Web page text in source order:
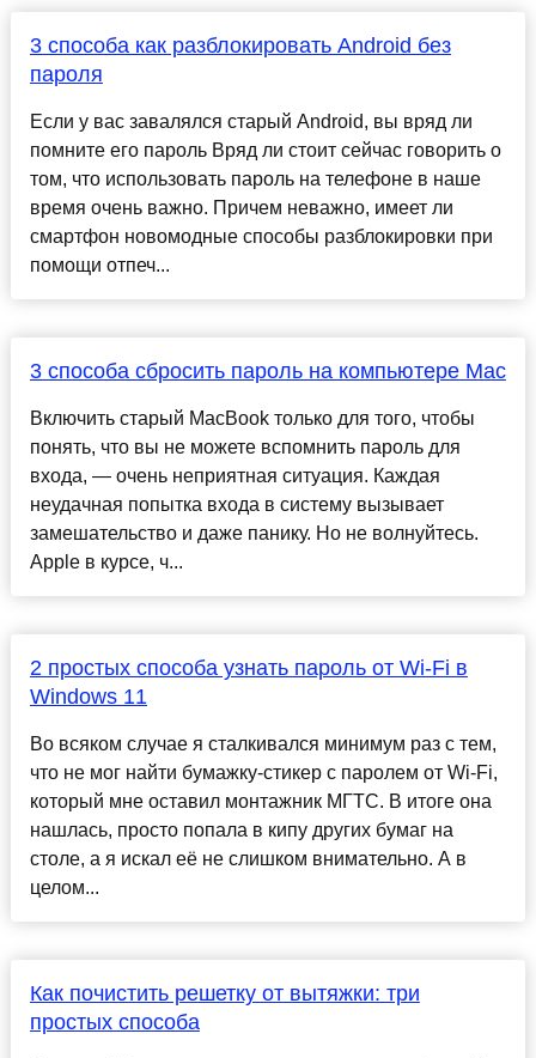
3 способа как разблокировать Android без
пароля
Если у вас завалялся старый Android, вы вряд ли
помните его пароль Вряд ли стоит сейчас говорить о
том, что использовать пароль на телефоне в наше
время очень важно. Причем неважно, имеет ли
смартфон новомодные способы разблокировки при
помощи отпеч...
3 способа сбросить пароль на компьютере Mac
Включить старый MacBook только для того, чтобы
понять, что вы не можете вспомнить пароль для
входа, — очень неприятная ситуация. Каждая
неудачная попытка входа в систему вызывает
замешательство и даже панику. Но не волнуйтесь.
Apple в курсе, ч...
2 простых способа узнать пароль от Wi-Fi в
Windows 11
Во всяком случае я сталкивался минимум раз с тем,
что не мог найти бумажку-стикер с паролем от Wi-Fi,
который мне оставил монтажник МГТС. В итоге она
нашлась, просто попала в кипу других бумаг на
столе, а я искал её не слишком внимательно. А в
целом...
Как почистить решетку от вытяжки: три
простых способа